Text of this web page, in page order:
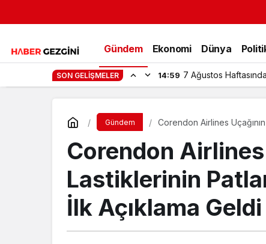
Gündem Ekonomi Dünya
SON GELIŞMELER 13:48 Mürsel Ferhat
Gündem Corendon Airlines
Corendon Airlines
Lastiklerinin
İlk Açıklama Geldi